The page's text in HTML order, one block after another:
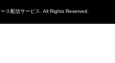
ス配信サービス. All Rights Reserved.